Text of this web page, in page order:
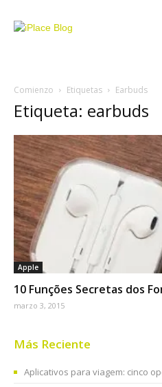
Comienzo Etiquetas Earbuds
Etiqueta: earbuds
Apple
10 Funções Secretas dos
marzo 3, 2015
Más Reciente
Aplicativos para viagem: cinco